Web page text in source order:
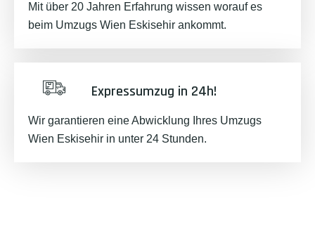
Mit über 20 Jahren Erfahrung wissen worauf es
beim Umzugs Wien Eskisehir ankommt.
Expressumzug in 24h!
Wir garantieren eine Abwicklung Ihres Umzugs
Wien Eskisehir in unter 24 Stunden.